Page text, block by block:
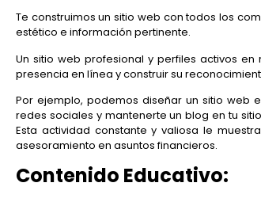
Te construimos un sitio web con todos los
estético e información pertinente.
Un sitio web profesional y perfiles activos
presencia en línea y construir su
Por ejemplo, podemos diseñar un sitio web
redes sociales y mantenerte un blog en tu
Esta actividad constante y valiosa le
asesoramiento en asuntos financieros.
Contenido Educativo: